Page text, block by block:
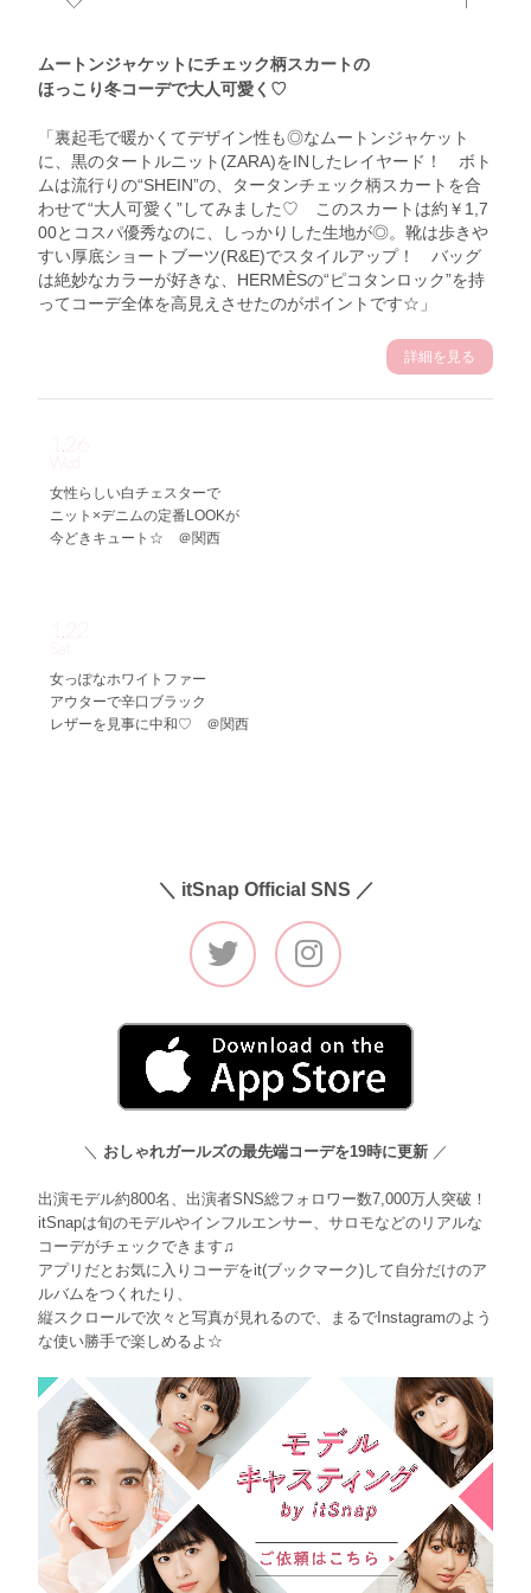
ムートンジャケットにチェック柄スカートの
ほっこり冬コーデで大人可愛く♡
「裏起毛で暖かくてデザイン性も◎なムートンジャケット
に、黒のタートルニット(ZARA)をINしたレイヤード！ ボト
ムは流行りの“SHEIN”の、タータンチェック柄スカートを合
わせて“大人可愛く”してみました♡ このスカートは約￥1,7
00とコスパ優秀なのに、しっかりした生地が◎。靴は歩きや
すい厚底ショートブーツ(R&E)でスタイルアップ！ バッグ
は絶妙なカラーが好きな、HERMÈSの“ピコタンロック”を持
ってコーデ全体を高見えさせたのがポイントです☆」
詳細を見る
1.26
Wed
女性らしい白チェスターで
ニット×デニムの定番LOOKが
今どきキュート☆ ＠関西
女っぽなホワイトファー
アウターで辛口ブラック
レザーを見事に中和♡ ＠関西
＼ itSnap Official SNS ／
＼ おしゃれガールズの最先端コーデを19時に更新 ／
出演モデル約800名、出演者SNS総フォロワー数7,000万人突破！
itSnapは旬のモデルやインフルエンサー、サロモなどのリアルな
コーデがチェックできます♫
アプリだとお気に入りコーデをit(ブックマーク)して自分だけのア
ルバムをつくれたり、
縦スクロールで次々と写真が見れるので、まるでInstagramのよう
な使い勝手で楽しめるよ☆